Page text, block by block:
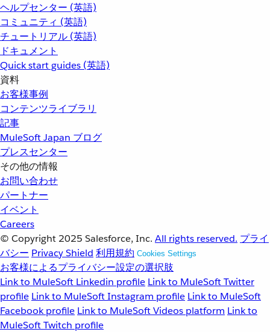
ヘルプセンター (英語)
コミュニティ (英語)
チュートリアル (英語)
ドキュメント
Quick start guides (英語)
資料
お客様事例
コンテンツライブラリ
記事
MuleSoft Japan ブログ
プレスセンター
その他の情報
お問い合わせ
パートナー
イベント
Careers
© Copyright 2025 Salesforce, Inc. All rights reserved. プライ
バシー Privacy Shield 利用規約 Cookies Settings
お客様によるプライバシー設定の選択肢
Link to MuleSoft Linkedin profile Link to MuleSoft Twitter
profile Link to MuleSoft Instagram profile Link to MuleSoft
Facebook profile Link to MuleSoft Videos platform Link to
MuleSoft Twitch profile